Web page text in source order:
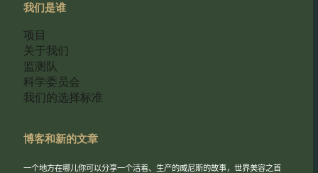
我们是谁
项目
关于我们
监测队
科学委员会
我们的选择标准
博客和新的文章
一个地方在哪儿你可以分享一个活着、生产的威尼斯的故事，世界美容之首